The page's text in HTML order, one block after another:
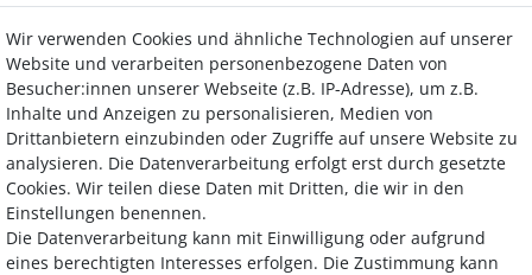
Vertrag widerrufen Kontakt
Bezahlung
Wir bieten Ihnen viele Möglichkeiten einer sicheren und bequemen
Bezahlung.
Wir verwenden Cookies und ähnliche Technologien auf unserer
Website und verarbeiten personenbezogene Daten von
Besucher:innen unserer Webseite (z.B. IP-Adresse), um z.B.
Inhalte und Anzeigen zu personalisieren, Medien von
Drittanbietern einzubinden oder Zugriffe auf unsere Website zu
analysieren. Die Datenverarbeitung erfolgt erst durch gesetzte
Cookies. Wir teilen diese Daten mit Dritten, die wir in den
Einstellungen benennen.
Die Datenverarbeitung kann mit Einwilligung oder aufgrund
eines berechtigten Interesses erfolgen. Die Zustimmung kann